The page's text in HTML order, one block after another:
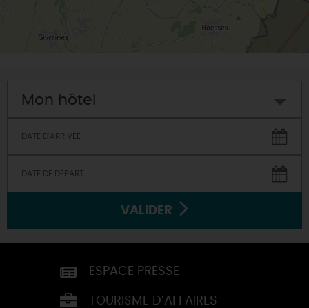
Mon hôtel
VALIDER
ESPACE PRESSE
TOURISME D’AFFAIRES